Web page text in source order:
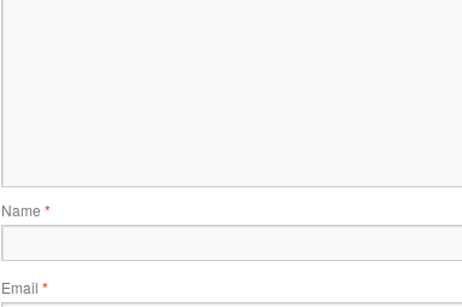
Name *
Email *